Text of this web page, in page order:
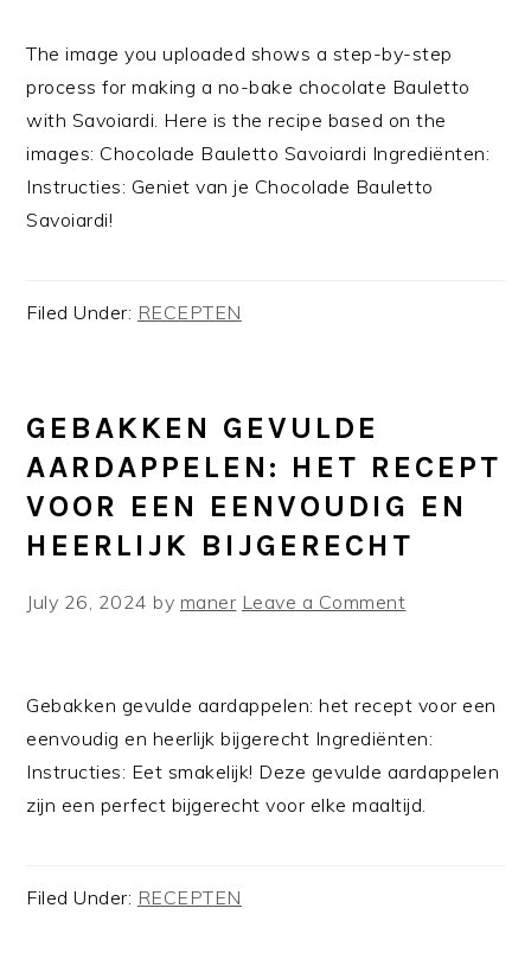
The image you uploaded shows a step-by-step
process for making a no-bake chocolate Bauletto
with Savoiardi. Here is the recipe based on the
images: Chocolade Bauletto Savoiardi Ingrediënten:
Instructies: Geniet van je Chocolade Bauletto
Savoiardi!
Filed Under: RECEPTEN
GEBAKKEN GEVULDE
AARDAPPELEN: HET RECEPT
VOOR EEN EENVOUDIG EN
HEERLIJK BIJGERECHT
July 26, 2024 by maner Leave a Comment
Gebakken gevulde aardappelen: het recept voor een
eenvoudig en heerlijk bijgerecht Ingrediënten:
Instructies: Eet smakelijk! Deze gevulde aardappelen
zijn een perfect bijgerecht voor elke maaltijd.
Filed Under: RECEPTEN